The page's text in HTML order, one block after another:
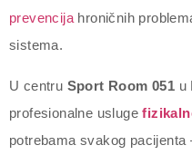
prevencija hroničnih
sistema.
U centru Sport Room 051 u
profesionalne usluge
potrebama svakog pacijenta